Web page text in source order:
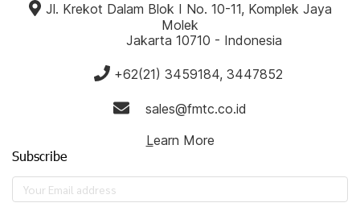
‎‎‎‎‎Jl. Krekot Dalam Blok I No. 10-11, ‎Komplek Jaya
Molek
‎ ‎ ‎ ‎ ‎‎ ‎ ‎ ‎ ‎‎ ‎ ‎ ‎ ‎Jakarta 10710 - Indonesia
+62(21) 3459184, 3447852
‎ ‎ ‎ ‎sales@fmtc.co.id
Learn More
Subscribe